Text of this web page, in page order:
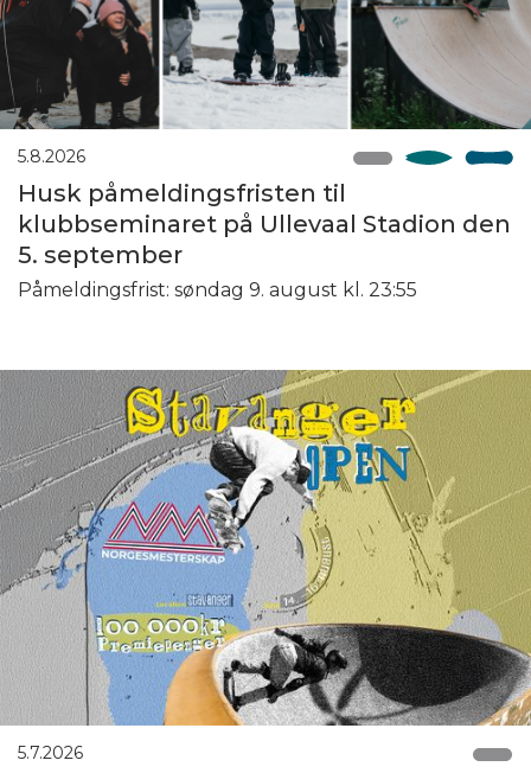
5.8.2026
Husk påmeldingsfristen til
klubbseminaret på Ullevaal Stadion den
5. september
Påmeldingsfrist: søndag 9. august kl. 23:55
5.7.2026